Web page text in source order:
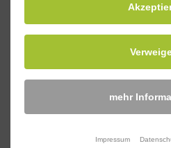
Sicherheitsdatenblatt
mehr
Impressum